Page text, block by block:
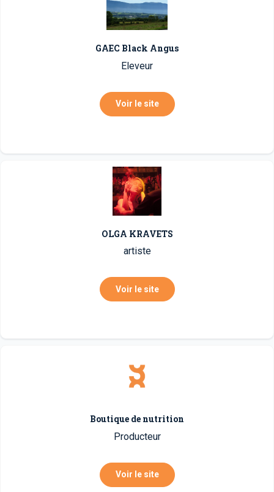
GAEC Black Angus
Eleveur
Voir le site
OLGA KRAVETS
artiste
Voir le site
Boutique de nutrition
Producteur
Voir le site